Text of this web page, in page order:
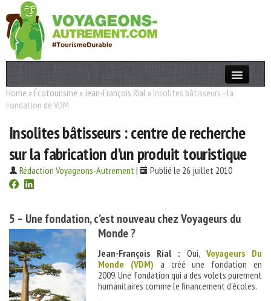
Actualités
Destinations
Acteurs
Thèmes
OK
Home » Écotourisme »Jean-François Rial » Insolites bâtisseurs - la
Fondation de VDM
Insolites bâtisseurs : centre de recherche
sur la fabrication d’un produit touristique
Rédaction Voyageons-Autrement| Publié le 26 juillet 2010
5 – Une fondation, c’est nouveau chez Voyageurs du
Monde ?
Jean-François Rial : Oui, Voyageurs Du
Monde (VDM) a créé une fondation en
2009. Une fondation qui a des volets purement
humanitaires comme le financement d’écoles.